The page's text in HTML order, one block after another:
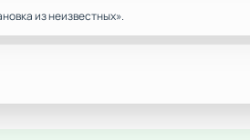
из неизвестных».